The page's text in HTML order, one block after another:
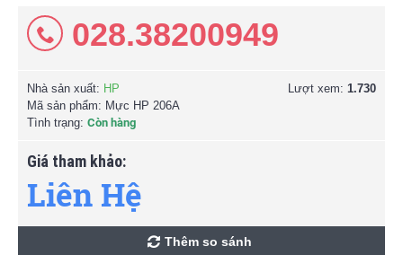
028.38200949
Lượt xem: 1.730
Nhà sản xuất: HP
Mã sản phẩm: Mực HP 206A
Tình trạng: Còn hàng
Giá tham khảo:
Liên Hệ
Thêm so sánh